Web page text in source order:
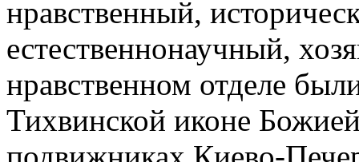
нравственный,
естественнонаучный,
нравственном отделе
Тихвинской иконе